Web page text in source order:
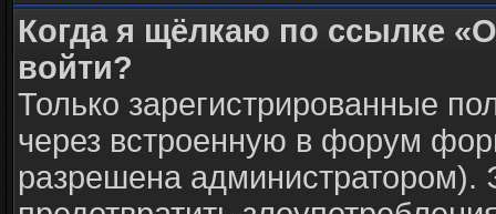
Когда я щёлкаю по ссылке
войти?
Только зарегистрированные
через встроенную в форум
разрешена администратором).